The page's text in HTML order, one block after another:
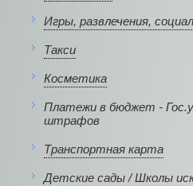
Игры, развлечения,
Такси
Косметика
Платежи в бюджет -
штрафов
Транспортная карта
Детские сады / Школы